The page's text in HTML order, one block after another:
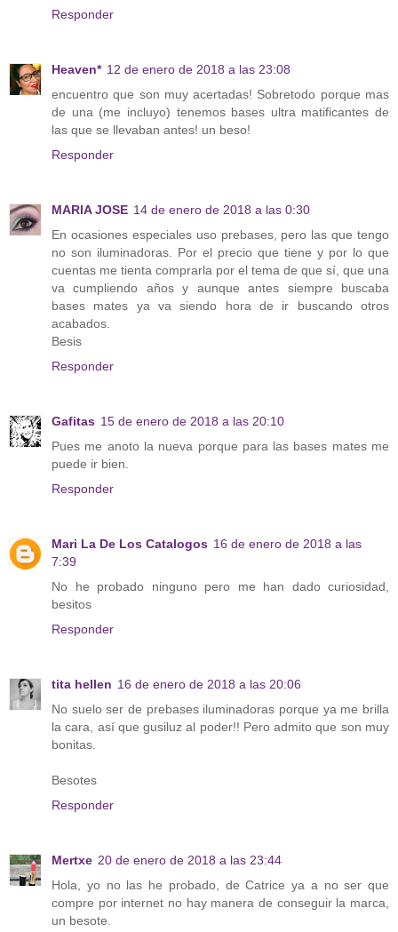
Responder
Heaven* 12 de enero de 2018 a las 23:08
encuentro que son muy acertadas! Sobretodo porque mas
de una (me incluyo) tenemos bases ultra matificantes de
las que se llevaban antes! un beso!
Responder
MARIA JOSE 14 de enero de 2018 a las 0:30
En ocasiones especiales uso prebases, pero las que tengo
no son iluminadoras. Por el precio que tiene y por lo que
cuentas me tienta comprarla por el tema de que sí, que una
va cumpliendo años y aunque antes siempre buscaba
bases mates ya va siendo hora de ir buscando otros
acabados.
Besis
Responder
Gafitas 15 de enero de 2018 a las 20:10
Pues me anoto la nueva porque para las bases mates me
puede ir bien.
Responder
Mari La De Los Catalogos 16 de enero de 2018 a las
7:39
No he probado ninguno pero me han dado curiosidad,
besitos
Responder
tita hellen 16 de enero de 2018 a las 20:06
No suelo ser de prebases iluminadoras porque ya me brilla
la cara, así que gusiluz al poder!! Pero admito que son muy
bonitas.
Besotes
Responder
Mertxe 20 de enero de 2018 a las 23:44
Hola, yo no las he probado, de Catrice ya a no ser que
compre por internet no hay manera de conseguir la marca,
un besote.